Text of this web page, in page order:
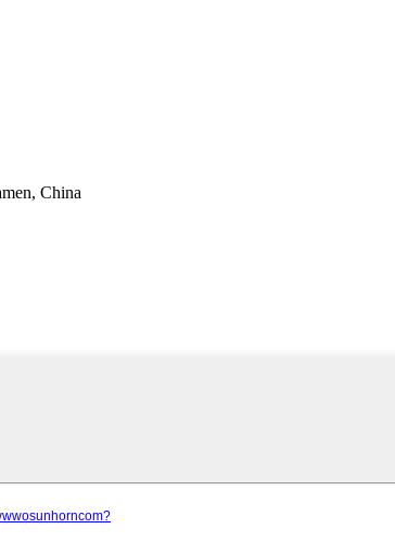
China